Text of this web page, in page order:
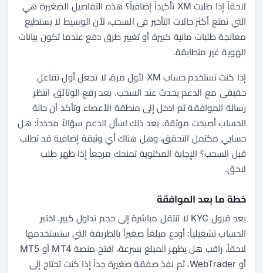
لاحقاً إذا طلبت XM تأكيداً إضافياً؟ هذه التفاصيل الصغيرة هي
التي تمنع أكثر حالات التأخير في السحب، لأن الوسيط لا يستطيع
معالجة طلبات مالية كبيرة أو تغيير طرق دفع عندما تكون بيانات
الهوية غير متطابقة.
إذا كنت تستخدم حساب XM لأول مرة، لا تجعل أول تفاعل
حقيقي مع الدعم يحدث عند السحب. بعد رفع الوثائق، انتظر
رسالة الموافقة ثم ادخل إلى منطقة الأعضاء وتأكد أن حالة
الحساب أصبحت موثقة. بعد ذلك اسأل الدعم سؤالاً محدداً: هل
حسابي مكتمل التحقق، وهل هناك أي وثيقة إضافية قد تطلب
قبل السحب؟ الإجابة المكتوبة تمنحك مرجعاً إذا ظهر طلب
لاحق.
خطة ما بعد الموافقة
بعد قبول KYC لا تنتقل مباشرة إلى حجم تداول كبير. اختبر
الحساب تشغيلياً: أودع مبلغاً صغيراً بالطريقة التي ستستخدمها
لاحقاً، راقب هل يظهر المبلغ بسرعة، افتح منصة MT4 أو MT5
أو WebTrader، ثم نفذ صفقة صغيرة جداً إذا كنت تحتاج إلى